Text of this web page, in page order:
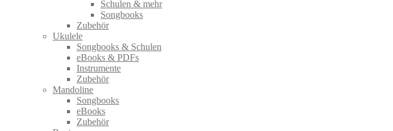
Schulen & mehr
Songbooks
Zubehör
Ukulele
Songbooks & Schulen
eBooks & PDFs
Instrumente
Zubehör
Mandoline
Songbooks
eBooks
Zubehör